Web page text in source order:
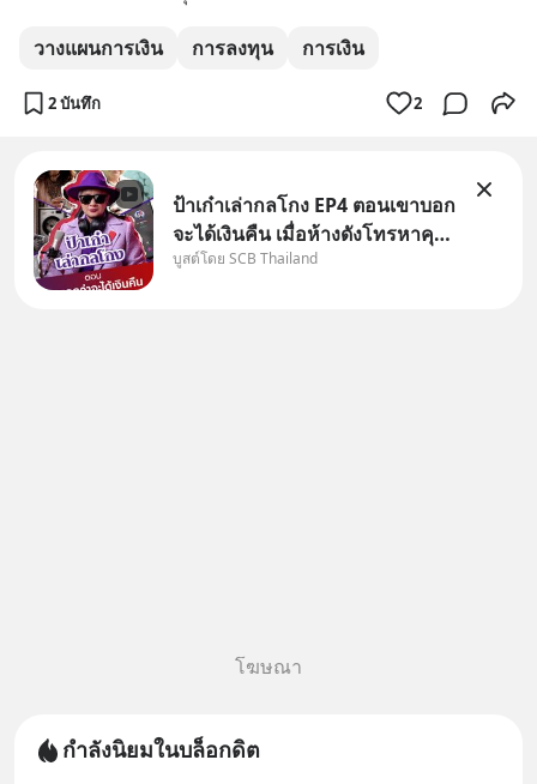
วางแผนการเงิน การลงทุน การเงิน
2 บันทึก 2
ป้าเก๋าเล่ากลโกง EP4 ตอนเขาบอก
จะได้เงินคืน เมื่อห้างดังโทรหาคุณ
วิยะดา แจ้งเรื่องเคลมสินค้าแล้ว
บูสต์โดย SCB Thailand
โฆษณา
กำลังนิยมในบล็อกดิต